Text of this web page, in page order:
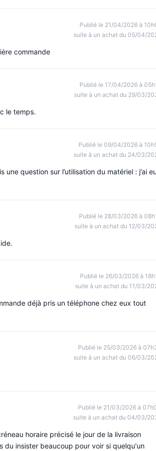
Publié le 21/04/2026 à
suite à un achat du 05/04/
commande
Publié le 17/04/2026 à
suite à un achat du 29/03/
le temps.
Publié le 09/04/2026 à
suite à un achat du 24/03/
question sur l’utilisation du matériel : j’ai eu
Publié le 28/03/2026 à
suite à un achat du 12/03/
Publié le 26/03/2026 à
suite à un achat du 11/03/
déjà pris un téléphone chez eux tout
Publié le 25/03/2026 à
suite à un achat du 06/03/
Publié le 21/03/2026 à
suite à un achat du 04/03/
horaire précisé le jour de la livraison
du insister beaucoup pour voir si quelqu'un